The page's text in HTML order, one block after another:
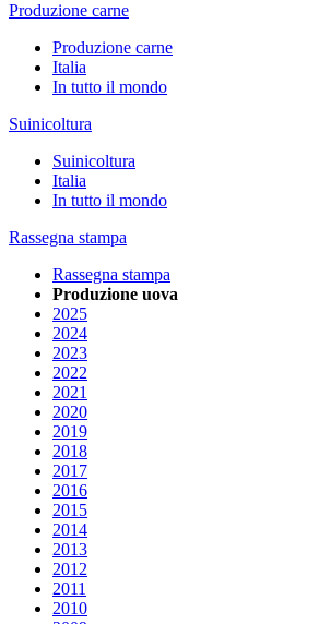
Produzione carne
Produzione carne
Italia
In tutto il mondo
Suinicoltura
Suinicoltura
Italia
In tutto il mondo
Rassegna stampa
Rassegna stampa
Produzione uova
2025
2024
2023
2022
2021
2020
2019
2018
2017
2016
2015
2014
2013
2012
2011
2010